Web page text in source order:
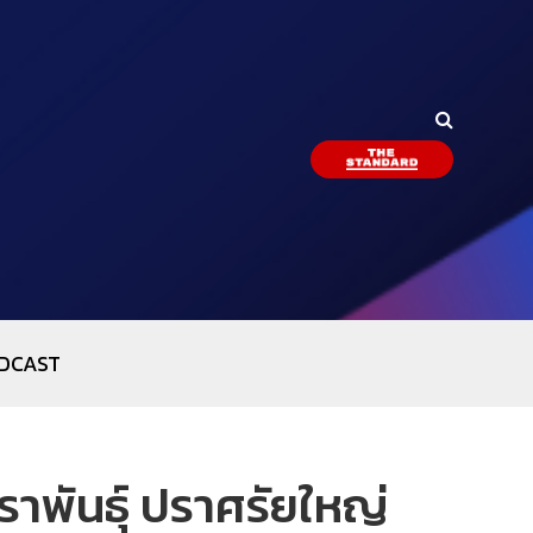
พันธุ์ ปราศรัยใหญ่